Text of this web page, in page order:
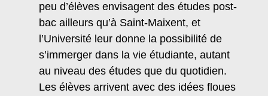
peu d’élèves envisagent des études post-
bac ailleurs qu’à Saint-Maixent, et
l’Université leur donne la possibilité de
s’immerger dans la vie étudiante, autant
au niveau des études que du quotidien.
Les élèves arrivent avec des idées floues